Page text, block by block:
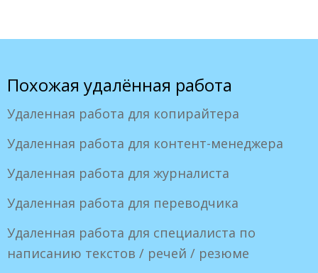
Похожая удалённая работа
Удаленная работа для копирайтера
Удаленная работа для контент-менеджера
Удаленная работа для журналиста
Удаленная работа для переводчика
Удаленная работа для специалиста по
написанию текстов / речей / резюме